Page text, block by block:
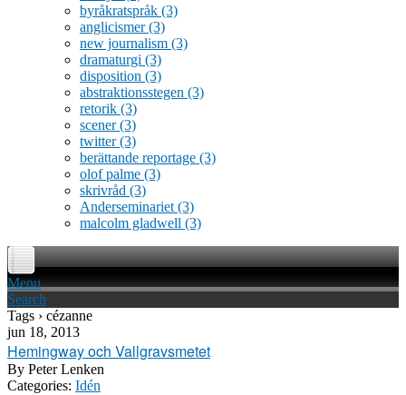
byråkratspråk (3)
anglicismer(3)
new journalism (3)
dramaturgi (3)
disposition (3)
abstraktionsstegen (3)
retorik (3)
scener(3)
twitter(3)
berättande reportage (3)
olof palme (3)
skrivråd (3)
Anderseminariet (3)
malcolm gladwell (3)
Menu
Search
Tags › cézanne
jun 18, 2013
Hemingway och Vallgravsmetet
By Peter Lenken
Categories: Idén